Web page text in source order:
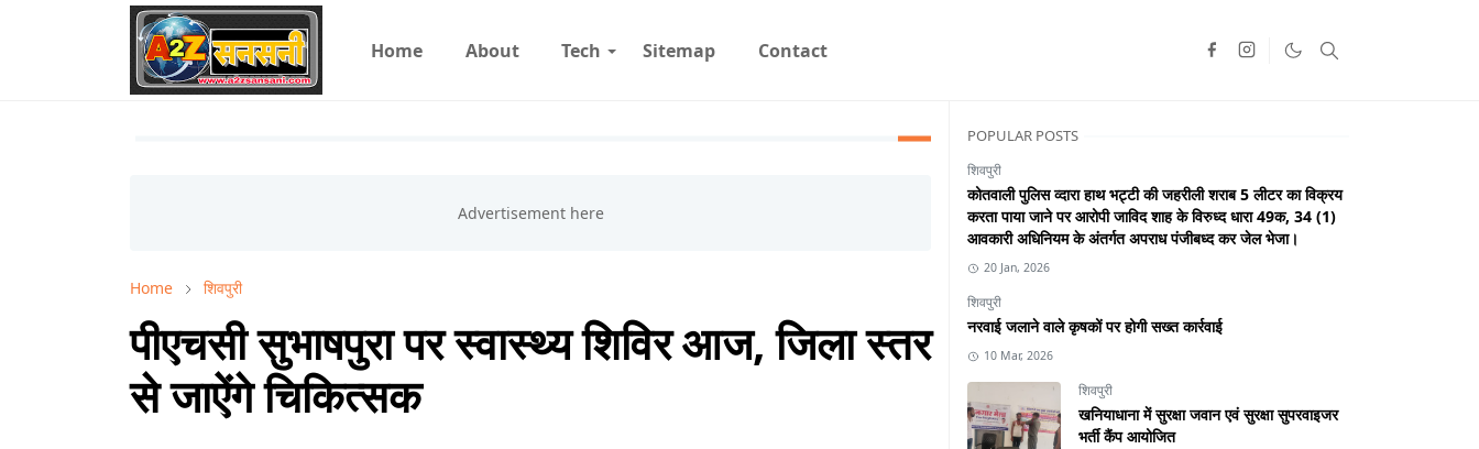
Home About Tech Sitemap Contact
Home शिवपुरी
पीएचसी सुभाषपुरा पर स्वास्थ्य शिविर आज, जिला स्तर
से जाऐंगे चिकित्सक
POPULAR POSTS
शिवपुरी
कोतवाली पुलिस व्दारा हाथ भट्टी की जहरीली शराब 5 लीटर का विक्रय
करता पाया जाने पर आरोपी जाविद शाह के विरुध्द धारा 49क, 34 (1)
आवकारी अधिनियम के अंतर्गत अपराध पंजीबध्द कर जेल भेजा।
20 Jan, 2026
शिवपुरी
नरवाई जलाने वाले कृषकों पर होगी सख्त कार्रवाई
10 Mar, 2026
शिवपुरी
खनियाधाना में सुरक्षा जवान एवं सुरक्षा सुपरवाइजर
भर्ती कैंप आयोजित